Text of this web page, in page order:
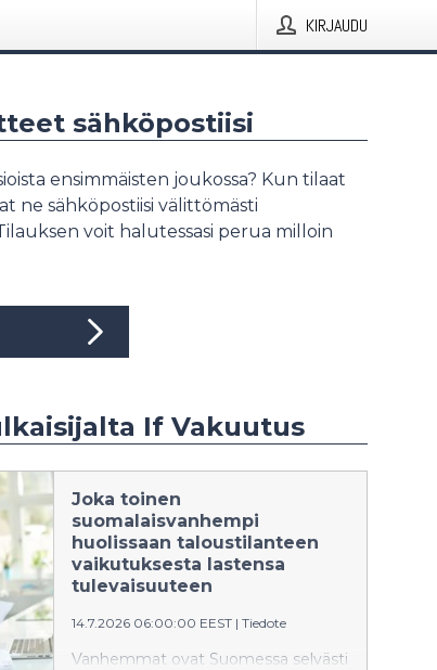
KIRJAUDU
sähköpostiisi
ensimmäisten joukossa? Kun tilaat
ne sähköpostiisi välittömästi
voit halutessasi perua milloin
If Vakuutus
Joka toinen
suomalaisvanhempi
huolissaan taloustilanteen
vaikutuksesta lastensa
tulevaisuuteen
14.7.2026 06:00:00 EEST | Tiedote
Vanhemmat ovat Suomessa selvästi